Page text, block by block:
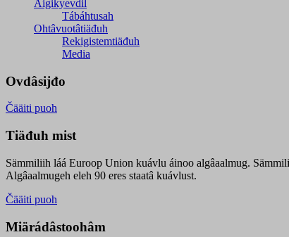
Äigikyevdil
Tábáhtusah
Ohtâvuotâtiäđuh
Rekigistemtiäđuh
Media
Ovdâsijđo
Čääiti puoh
Tiäđuh mist
Sämmiliih láá Euroop Union kuávlu áinoo algâaalmug.
Algâaalmugeh eleh 90 eres staatâ kuávlust.
Čääiti puoh
Miärádâstoohâm